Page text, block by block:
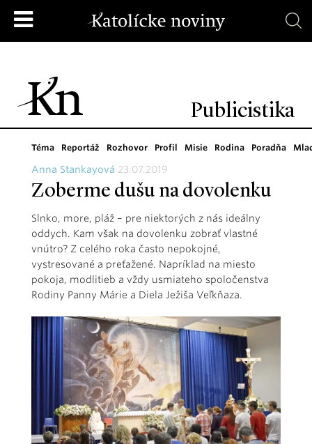
Publicistika
Téma Reportáž Rozhovor Profil Misie Rodina Poradňa
Anna Stankayová 23.07.2019
Zoberme dušu na dovolenku
Slnko, more, pláž – pre niektorých z nás ideálny
oddych. Kam však na dovolenku zobrať vlastné
vnútro? Z celého roka často nepokojné,
vystresované a preťažené. Napríklad na miesto
pokoja, modlitieb a vždy usmiateho spoločenstva
Rodiny Panny Márie a Diela Ježiša Veľkňaza.